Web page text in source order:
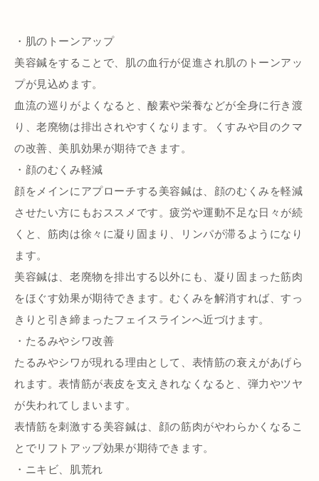
・肌のトーンアップ
美容鍼をすることで、肌の血行が促進され肌のトーンアッ
プが見込めます。
血流の巡りがよくなると、酸素や栄養などが全身に行き渡
り、老廃物は排出されやすくなります。くすみや目のクマ
の改善、美肌効果が期待できます。
・顔のむくみ軽減
顔をメインにアプローチする美容鍼は、顔のむくみを軽減
させたい方にもおススメです。疲労や運動不足な日々が続
くと、筋肉は徐々に凝り固まり、リンパが滞るようになり
ます。
美容鍼は、老廃物を排出する以外にも、凝り固まった筋肉
をほぐす効果が期待できます。むくみを解消すれば、すっ
きりと引き締まったフェイスラインへ近づけます。
・たるみやシワ改善
たるみやシワが現れる理由として、表情筋の衰えがあげら
れます。表情筋が表皮を支えきれなくなると、弾力やツヤ
が失われてしまいます。
表情筋を刺激する美容鍼は、顔の筋肉がやわらかくなるこ
とでリフトアップ効果が期待できます。
・ニキビ、肌荒れ